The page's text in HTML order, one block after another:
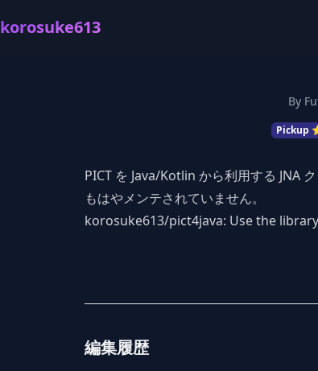
korosuke613
By
Pickup
PICT を Java/Kotlin から利用する JNA
もはやメンテされていません。
korosuke613/pict4java: Use the
編集履歴